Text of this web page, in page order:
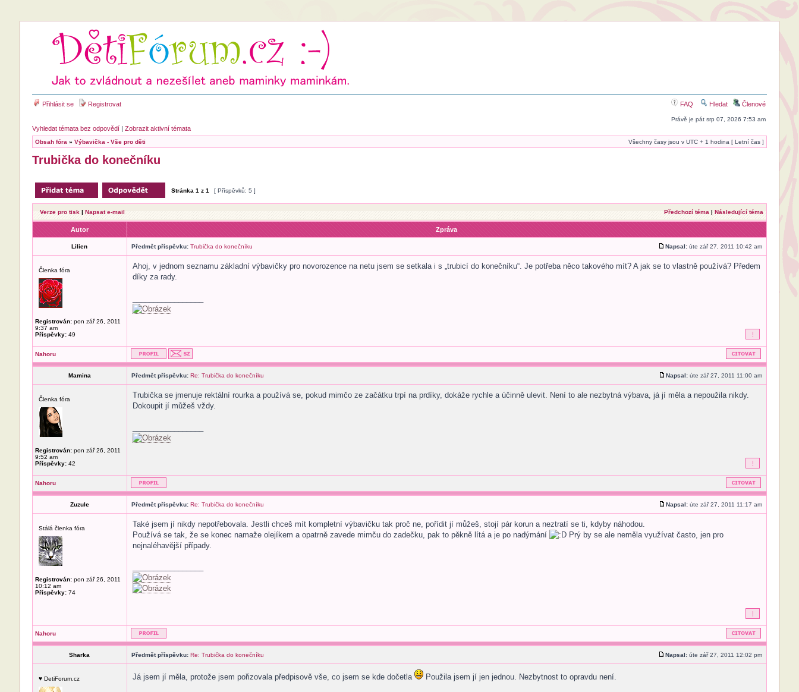
Přihlásit se Registrovat FAQ Hledat Členové
Právě je pát srp 07, 2026 7:53 am
Vyhledat témata bez odpovědí| Zobrazit aktivní témata
Obsah fóra » Výbavička - Vše pro děti Všechny časy jsou v UTC + 1 hodina [ Letní čas ]
Trubička do konečníku
Stránka 1 z 1 [ Příspěvků: 5 ]
Verze pro tisk | Napsat e-mail Předchozí téma | Následující téma
Autor Zpráva
Lilien Předmět příspěvku: Trubička do konečníku Napsal:úte zář 27, 2011 10:42 am
Členka fóra
Registrován:pon zář 26, 2011
9:37 am
Příspěvky:49
Ahoj, v jednom seznamu základní výbavičky pro novorozence na netu jsem se setkala i s „trubicí do konečníku“. Je potřeba něco takového mít? A jak se to vlastně používá? Předem
díky za rady.
Nahoru
Mamina Předmět příspěvku: Re: Trubička do konečníku Napsal:úte zář 27, 2011 11:00 am
Členka fóra
Registrován:pon zář 26, 2011
9:52 am
Příspěvky:42
Trubička se jmenuje rektální rourka a používá se, pokud mimčo ze začátku trpí na prdíky, dokáže rychle a účinně ulevit. Není to ale nezbytná výbava, já jí měla a nepoužila nikdy.
Dokoupit jí můžeš vždy.
Nahoru
Zuzule Předmět příspěvku: Re: Trubička do konečníku Napsal:úte zář 27, 2011 11:17 am
Stálá členka fóra
Registrován:pon zář 26, 2011
10:12 am
Příspěvky:74
Také jsem jí nikdy nepotřebovala. Jestli chceš mít kompletní výbavičku tak proč ne, pořídit jí můžeš, stojí pár korun a neztratí se ti, kdyby náhodou.
Používá se tak, že se konec namaže olejíkem a opatrně zavede mimču do zadečku, pak to pěkně lítá a je po nadýmání
Prý by se ale neměla využívat často, jen pro
nejnaléhavější případy.
Nahoru
Sharka Předmět příspěvku: Re: Trubička do konečníku Napsal:úte zář 27, 2011 12:02 pm
♥ DetiForum.cz Já jsem jí měla, protože jsem pořizovala předpisově vše, co jsem se kde dočetla Použila jsem jí jen jednou. Nezbytnost to opravdu není.